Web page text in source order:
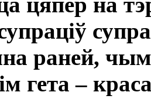
раней,
гета –